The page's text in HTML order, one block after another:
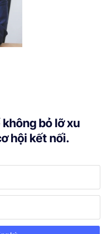
bỏ lỡ xu
hội kết nối.